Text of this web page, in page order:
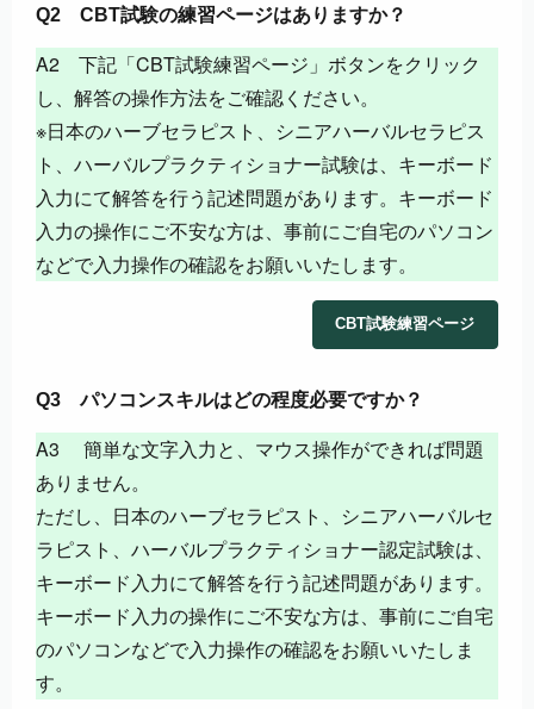
Q2 CBT試験の練習ページはありますか？
A2 下記「CBT試験練習ページ」ボタンをクリック
し、解答の操作方法をご確認ください。
※日本のハーブセラピスト、シニアハーバルセラピス
ト、ハーバルプラクティショナー試験は、キーボード
入力にて解答を行う記述問題があります。キーボード
入力の操作にご不安な方は、事前にご自宅のパソコン
などで入力操作の確認をお願いいたします。
CBT試験練習ページ
Q3 パソコンスキルはどの程度必要ですか？
A3 簡単な文字入力と、マウス操作ができれば問題
ありません。
ただし、日本のハーブセラピスト、シニアハーバルセ
ラピスト、ハーバルプラクティショナー認定試験は、
キーボード入力にて解答を行う記述問題があります。
キーボード入力の操作にご不安な方は、事前にご自宅
のパソコンなどで入力操作の確認をお願いいたしま
す。